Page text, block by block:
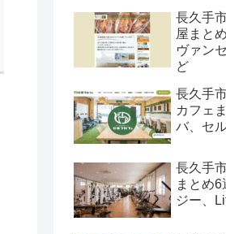
長久手
屋まと
ヴァン
ど
長久手
カフェ
バ、セ
長久手
まとめ
ジー、